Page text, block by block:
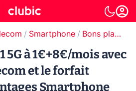
Smartphone Bons plans Smartphones
5G à 1€+8€/mois avec
et le forfait
Smartphone